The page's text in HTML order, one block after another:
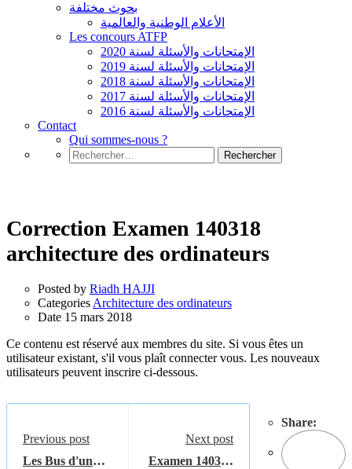
بحوث مختلفة
الأعلام الوطنية والعالمية
Les concours ATFP
الإمتحانات والأسئلة لسنة 2020
الإمتحانات والأسئلة لسنة 2019
الإمتحانات والأسئلة لسنة 2018
الإمتحانات والأسئلة لسنة 2017
الإمتحانات والأسئلة لسنة 2016
Contact
Qui sommes-nous ?
Rechercher :
Correction Examen 140318
architecture des ordinateurs
Posted by Riadh HAJJI
Categories Architecture des ordinateurs
Date 15 mars 2018
Ce contenu est réservé aux membres du site. Si vous êtes un
utilisateur existant, s'il vous plaît connecter vous. Les nouveaux
utilisateurs peuvent inscrire ci-dessous.
Share:
Previous post
Les Bus d'un
Next post
Examen 140318